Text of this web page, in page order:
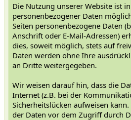
Die Nutzung unserer Website ist
personenbezogener Daten
Seiten personenbezogene Daten
Anschrift oder E-Mail-Adressen)
dies, soweit möglich, stets auf
Daten werden ohne Ihre
an Dritte weitergegeben.
Wir weisen darauf hin, dass die
Internet (z.B. bei der
Sicherheitslücken aufweisen
der Daten vor dem Zugriff durch